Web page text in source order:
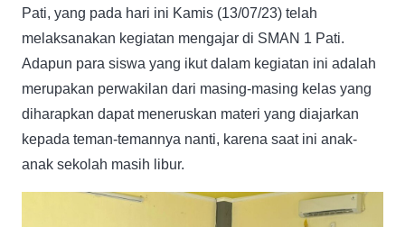
Pati, yang pada hari ini Kamis (13/07/23) telah
melaksanakan kegiatan mengajar di SMAN 1 Pati.
Adapun para siswa yang ikut dalam kegiatan ini adalah
merupakan perwakilan dari masing-masing kelas yang
diharapkan dapat meneruskan materi yang diajarkan
kepada teman-temannya nanti, karena saat ini anak-
anak sekolah masih libur.